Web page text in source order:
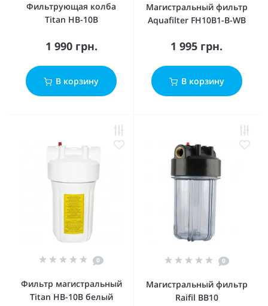
Фильтрующая колба
Titan HB-10B
1 990 грн.
В корзину
Магистральный фильтр
Aquafilter FH10B1-B-WB
1 995 грн.
В корзину
0
Фильтр магистральный
Titan HB-10B белый
0
Магистральный фильтр
Raifil BB10